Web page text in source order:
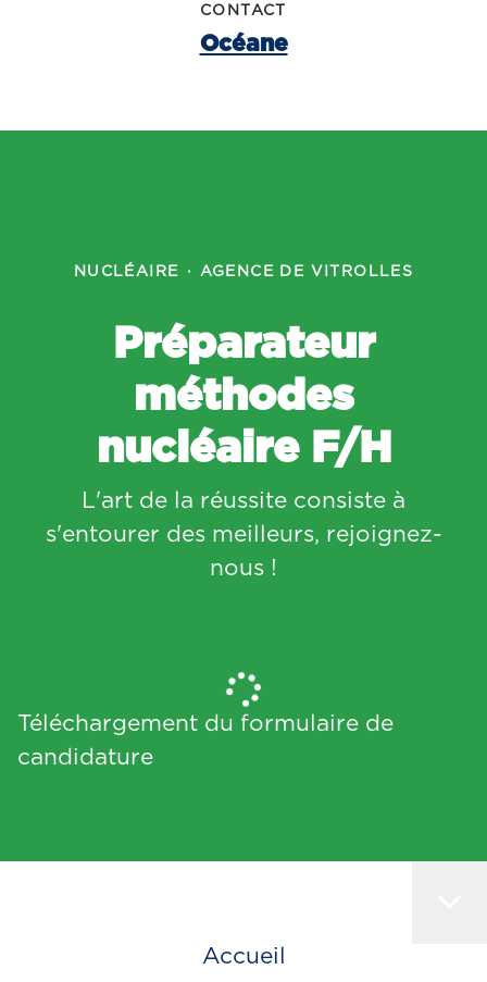
CONTACT
Océane
NUCLÉAIRE · AGENCE DE VITROLLES
Préparateur
méthodes
nucléaire F/H
L'art de la réussite consiste à
s'entourer des meilleurs, rejoignez-
nous !
Téléchargement du formulaire de
candidature
Accueil